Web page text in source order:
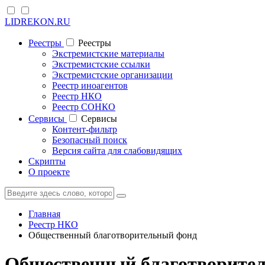
LIDREKON.RU
Реестры
Реестры
Экстремистские материалы
Экстремистские ссылки
Экстремистские организации
Реестр иноагентов
Реестр НКО
Реестр СОНКО
Cервисы
Cервисы
Контент-фильтр
Безопасный поиск
Версия сайта для слабовидящих
Скрипты
О проекте
Главная
Реестр НКО
Общественный благотворительный фонд